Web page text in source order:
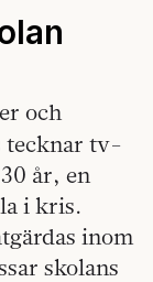
och
tecknar tv-
år, en
i kris.
inom
skolans